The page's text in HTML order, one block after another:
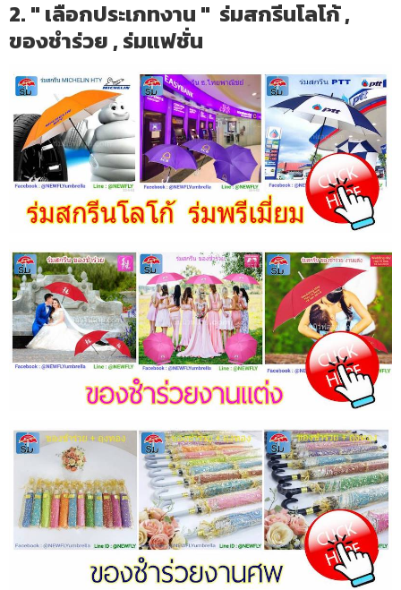
2. " เลือกประเภทงาน " ร่มสกรีนโลโก้ ,
ของชำร่วย , ร่มแฟชั่น